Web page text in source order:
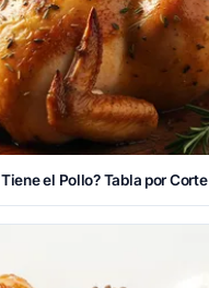
el Pollo? Tabla por Corte